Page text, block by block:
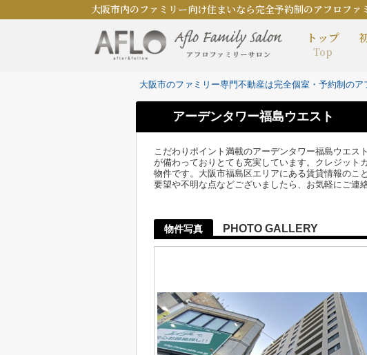
大阪市内のファミリー向け住まいなら完全予約制のアフロファ
トップ
Top
大阪市のファミリー専門不動産は完全個室・予約制のア
アーデンタワー福島ウエスト
こだわりポイント満載のアーデンタワー福島ウエ
が備わっておりとても充実しています。クレジット
物件です。大阪市福島区エリアにある賃貸情報のこ
要望や不明な点などございましたら、お気軽にご連絡
物件写真 PHOTO GALLERY